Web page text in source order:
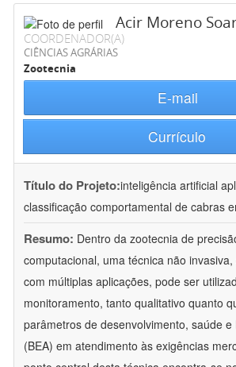
Acir Moreno
COORDENADOR(A)
CIÊNCIAS AGRÁRIAS
Zootecnia
E-mail
Currículo
Título do Projeto:inteligência artificial
classificação comportamental de cabras
Resumo: Dentro da zootecnia de
computacional, uma técnica não
com múltiplas aplicações, pode ser
monitoramento, tanto qualitativo quanto
parâmetros de desenvolvimento, saúde e
(BEA) em atendimento às exigências